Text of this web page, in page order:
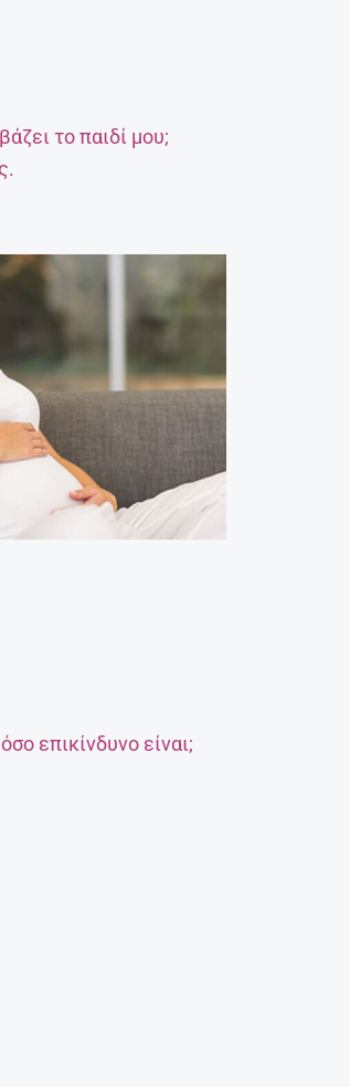
το παιδί μου;
επικίνδυνο είναι;